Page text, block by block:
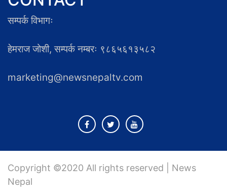
सम्पर्क विभागः
हेमराज जोशी, सम्पर्क नम्बरः ९८६५६१३५८२
marketing@newsnepaltv.com
Copyright ©2020 All rights reserved | News
Nepal